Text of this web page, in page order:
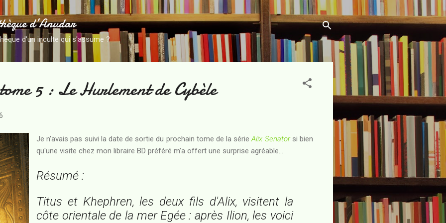
Accéder au contenu principal
d’Anudar
d'un inculte qui s'assume ?
5 : Le Hurlement de Cybèle
Je n'avais pas suivi la date de sortie du prochain tome de la sérieAlix Senatorsi bien
qu'une visite chez mon libraire BD préféré m'a offert une surprise agréable...
Résumé :
Titus et Khephren, les deux fils d'Alix, visitent la
côte orientale de la mer Egée : après Ilion, les voici